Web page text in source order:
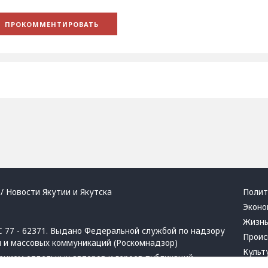
Якутии и Якутска
- 62371. Выдано Федеральной службой по надзору
массовых коммуникаций (Роскомнадзор)
отдельных авторов и героев публикаций.